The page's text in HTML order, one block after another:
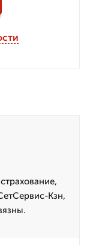
Кзн,